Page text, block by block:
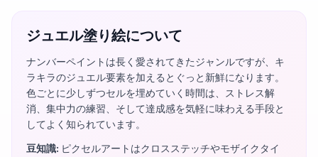
ジュエル塗り絵について
ナンバーペイントは長く愛されてきたジャンルですが、キ
ラキラのジュエル要素を加えるとぐっと新鮮になります。
色ごとに少しずつセルを埋めていく時間は、ストレス解
消、集中力の練習、そして達成感を気軽に味わえる手段と
してよく知られています。
豆知識: ピクセルアートはクロスステッチやモザイクタイ